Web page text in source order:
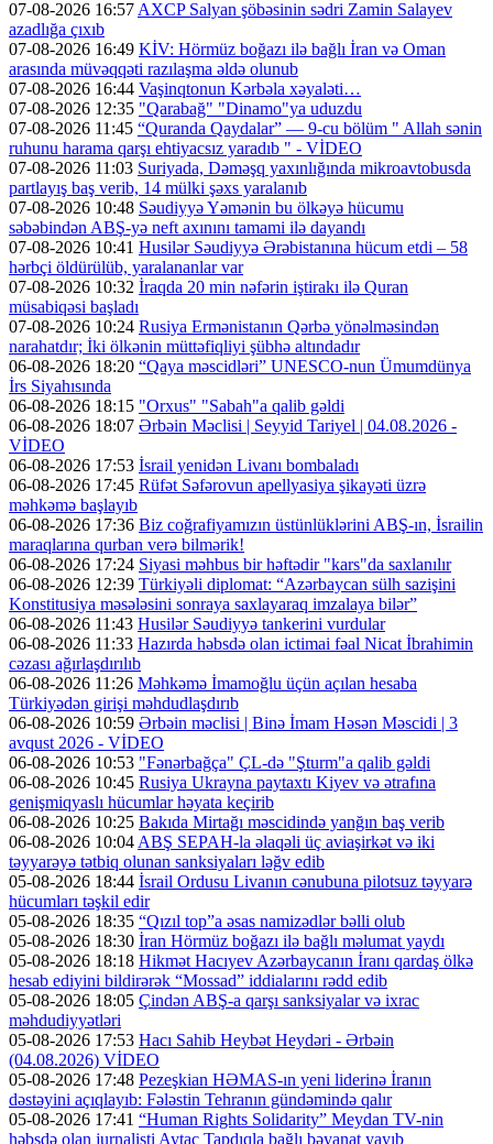
07-08-2026 16:57AXCP Salyan şöbəsinin sədri Zamin Salayev
azadlığa çıxıb
07-08-2026 16:49 KİV: Hörmüz boğazı ilə bağlı İran və Oman
arasında müvəqqəti razılaşma əldə olunub
07-08-2026 16:44 Vaşinqtonun Kərbəla xəyaləti…
07-08-2026 12:35 "Qarabağ" "Dinamo"ya uduzdu
07-08-2026 11:45 “Quranda Qaydalar” — 9-cu bölüm " Allah sənin
ruhunu harama qarşı ehtiyacsız yaradıb " - VİDEO
07-08-2026 11:03 Suriyada, Dəməşq yaxınlığında mikroavtobusda
partlayış baş verib, 14 mülki şəxs yaralanıb
07-08-2026 10:48 Səudiyyə Yəmənin bu ölkəyə hücumu
səbəbindən ABŞ-yə neft axınını tamami ilə dayandı
07-08-2026 10:41 Husilər Səudiyyə Ərəbistanına hücum etdi – 58
hərbçi öldürülüb, yaralananlar var
07-08-2026 10:32 İraqda 20 min nəfərin iştirakı ilə Quran
müsabiqəsi başladı
07-08-2026 10:24 Rusiya Ermənistanın Qərbə yönəlməsindən
narahatdır; İki ölkənin müttəfiqliyi şübhə altındadır
06-08-2026 18:20 “Qaya məscidləri” UNESCO-nun Ümumdünya
İrs Siyahısında
06-08-2026 18:15 "Orxus" "Sabah"a qalib gəldi
06-08-2026 18:07 Ərbəin Məclisi | Seyyid Tariyel | 04.08.2026 -
VİDEO
06-08-2026 17:53 İsrail yenidən Livanı bombaladı
06-08-2026 17:45 Rüfət Səfərovun apellyasiya şikayəti üzrə
məhkəmə başlayıb
06-08-2026 17:36 Biz coğrafiyamızın üstünlüklərini ABŞ-ın, İsrailin
maraqlarına qurban verə bilmərik!
06-08-2026 17:24 Siyasi məhbus bir həftədir "kars"da saxlanılır
06-08-2026 12:39 Türkiyəli diplomat: “Azərbaycan sülh sazişini
Konstitusiya məsələsini sonraya saxlayaraq imzalaya bilər”
06-08-2026 11:43 Husilər Səudiyyə tankerini vurdular
06-08-2026 11:33 Hazırda həbsdə olan ictimai fəal Nicat İbrahimin
cəzası ağırlaşdırılıb
06-08-2026 11:26 Məhkəmə İmamoğlu üçün açılan hesaba
Türkiyədən girişi məhdudlaşdırıb
06-08-2026 10:59 Ərbəin məclisi | Binə İmam Həsən Məscidi | 3
avqust 2026 - VİDEO
06-08-2026 10:53 "Fənərbağça" ÇL-də "Şturm"a qalib gəldi
06-08-2026 10:45 Rusiya Ukrayna paytaxtı Kiyev və ətrafına
genişmiqyaslı hücumlar həyata keçirib
06-08-2026 10:25 Bakıda Mirtağı məscidində yanğın baş verib
06-08-2026 10:04ABŞ SEPAH-la əlaqəli üç aviaşirkət və iki
təyyarəyə tətbiq olunan sanksiyaları ləğv edib
05-08-2026 18:44 İsrail Ordusu Livanın cənubuna pilotsuz təyyarə
hücumları təşkil edir
05-08-2026 18:35 “Qızıl top”a əsas namizədlər bəlli olub
05-08-2026 18:30 İran Hörmüz boğazı ilə bağlı məlumat yaydı
05-08-2026 18:18 Hikmət Hacıyev Azərbaycanın İranı qardaş ölkə
hesab ediyini bildirərək “Mossad” iddialarını rədd edib
05-08-2026 18:05 Çindən ABŞ-a qarşı sanksiyalar və ixrac
məhdudiyyətləri
05-08-2026 17:53 Hacı Sahib Heybət Heydəri - Ərbəin
(04.08.2026) VİDEO
05-08-2026 17:48 Pezeşkian HƏMAS-ın yeni liderinə İranın
dəstəyini açıqlayıb: Fələstin Tehranın gündəmində qalır
05-08-2026 17:41 “Human Rights Solidarity” Meydan TV-nin
həbsdə olan jurnalisti Aytac Tapdıqla bağlı bəyanat yayıb